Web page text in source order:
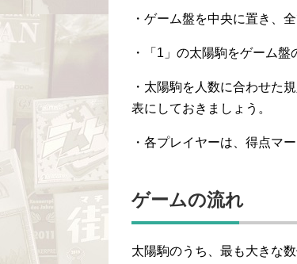
・ゲーム盤を中央に置き、
・「1」の太陽駒をゲーム盤
・太陽駒を人数に合わせた
表にしておきましょう。
・各プレイヤーは、得点マ
ゲームの流れ
太陽駒のうち、最も大きな